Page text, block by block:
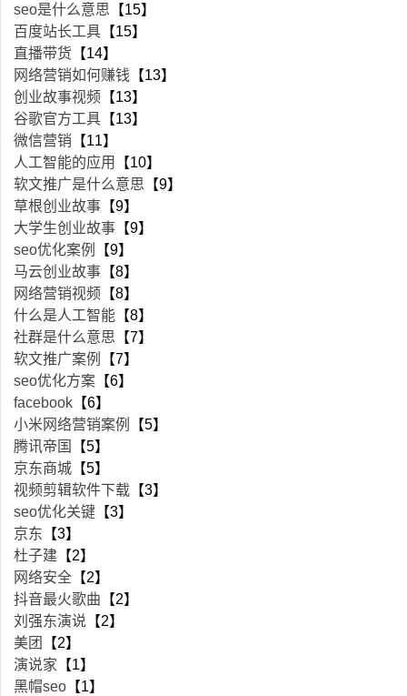
seo是什么意思 【15】
百度站长工具 【15】
直播带货 【14】
网络营销如何赚钱 【13】
创业故事视频 【13】
谷歌官方工具 【13】
微信营销 【11】
人工智能的应用
【10】
软文推广是什么意思 【9】
草根创业故事 【9】
大学生创业故事 【9】
seo优化案例
【9】
马云创业故事 【8】
网络营销视频 【8】
什么是人工智能 【8】
社群是什么意思 【7】
软文推广案例
【7】
seo优化方案 【6】
facebook 【6】
小米网络营销案例
【5】
腾讯帝国
【5】
京东商城 【5】
视频剪辑软件下载 【3】
seo优化关键 【3】
京东 【3】
杜子建 【2】
网络安全 【2】
抖音最火歌曲 【2】
刘强东演说 【2】
美团
【2】
演说家 【1】
黑帽seo 【1】